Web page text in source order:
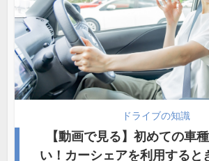
ドライブの知識
【動画で見る】初めての車
い！カーシェアを利用すると